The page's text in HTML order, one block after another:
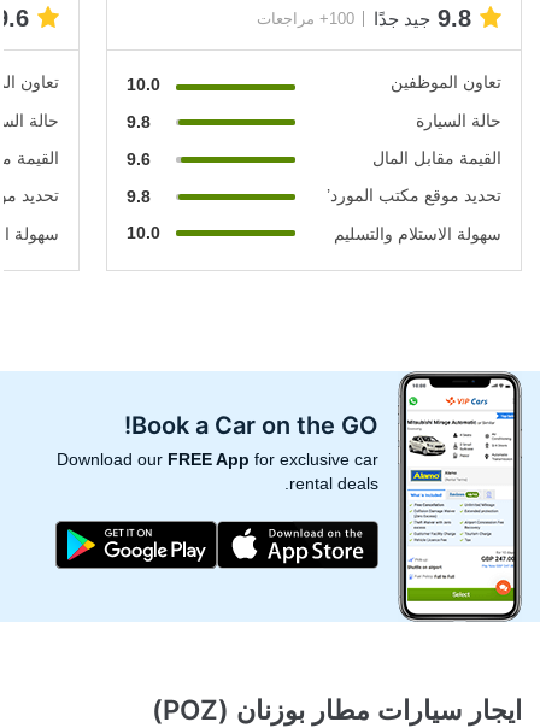
9.8 جيد جدًا 100+ مراجعات
تعاون الموظفين
10.0
حالة السيارة
9.8
القيمة مقابل المال
9.6
تحديد موقع مكتب المورد’
9.8
سهولة الاستلام والتسليم
10.0
تعاون
حالة
القيمة
تحديد
سهولة
Book a Car on the GO!
Download our FREE App for exclusive car
rental deals.
ايجار سيارات مطار بوزنان (POZ)